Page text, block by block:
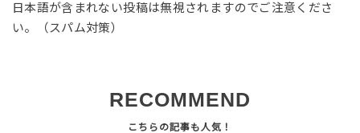
日本語が含まれない投稿は無視されますのでご注意くださ
い。（スパム対策）
RECOMMEND